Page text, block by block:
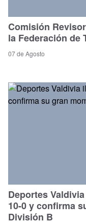
Comisión
la Federación de
07 de Agosto
Deportes
10-0 y confirma
División B